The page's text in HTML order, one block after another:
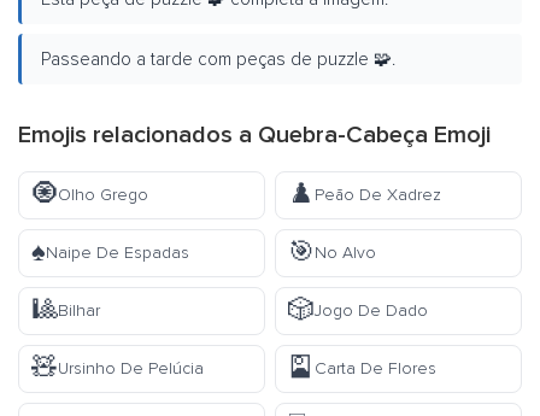
Passeando a tarde com peças de puzzle 🧩.
Emojis relacionados a Quebra-Cabeça Emoji
🧿Olho Grego ♟️ Peão De Xadrez
♠️Naipe De Espadas 🎯No Alvo
🎱Bilhar 🎲Jogo De Dado
🧸Ursinho De Pelúcia 🎴 Carta De Flores